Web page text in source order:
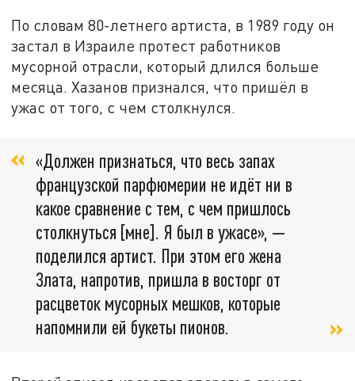
По словам 80-летнего артиста, в 1989 году он
застал в Израиле протест работников
мусорной отрасли, который длился больше
месяца. Хазанов признался, что пришёл в
ужас от того, с чем столкнулся.
«Должен признаться, что весь запах
французской парфюмерии не идёт ни в
какое сравнение с тем, с чем пришлось
столкнуться [мне]. Я был в ужасе», —
поделился артист. При этом его жена
Злата, напротив, пришла в восторг от
расцветок мусорных мешков, которые
напомнили ей букеты пионов.